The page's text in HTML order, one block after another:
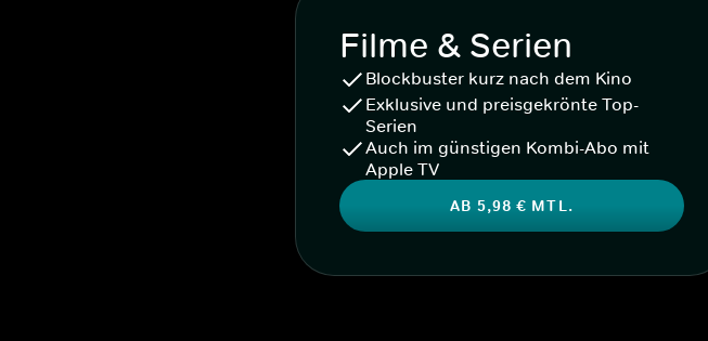
Filme & Serien
Blockbuster kurz nach dem Kino
Exklusive und preisgekrönte Top-
Serien
Auch im günstigen Kombi-Abo mit
Apple TV
AB 5,98 € MTL.